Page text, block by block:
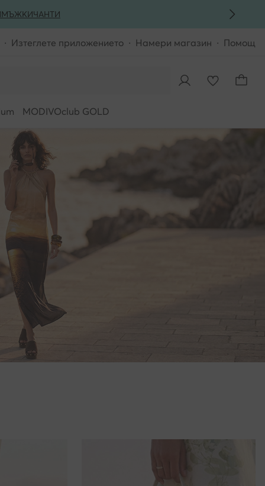
МЪЖКИЧАНТИ
Изтеглете приложението Намери магазин Помощ
MODIVOclub GOLD